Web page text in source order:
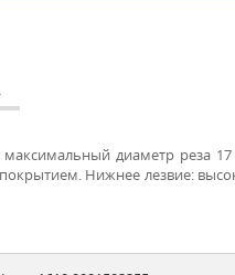
диаметр реза
Нижнее лезвие: